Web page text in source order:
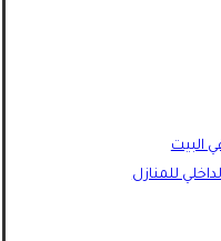
البيت
للمنازل